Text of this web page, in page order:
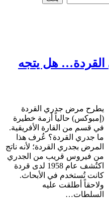
هل يتجه
مرض جدري القردة
حالياً أزمة خطيرة
قسم من القارة الأفريقية.
جدري القردة؟ عُرف هذا
بجدري القردة؛ لأنه ناتج
فيروس قريب من الجدري
اكتُشف عام 1958 لدى قردة
تُستخدم في الأبحاث.
أطلقت عليه